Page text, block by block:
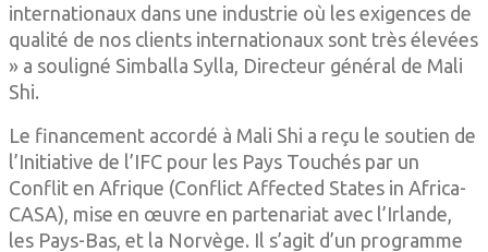
internationaux dans une industrie où les exigences de
qualité de nos clients internationaux sont très élevées
» a souligné Simballa Sylla, Directeur général de Mali
Shi.
Le financement accordé à Mali Shi a reçu le soutien de
l’Initiative de l’IFC pour les Pays Touchés par un
Conflit en Afrique (Conflict Affected States in Africa-
CASA), mise en œuvre en partenariat avec l’Irlande,
les Pays-Bas, et la Norvège. Il s’agit d’un programme